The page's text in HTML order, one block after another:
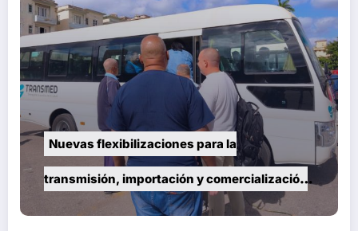
Nuevas flexibilizaciones para la
transmisión, importación y comercialización
de vehículos en Cuba